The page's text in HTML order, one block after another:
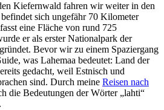
Kiefernwald fahren wir weiter in den
sich ungefähr 70 Kilometer
eine Fläche von rund 725
er als erster Nationalpark der
Bevor wir zu einem Spaziergang
was Lahemaa bedeutet: Land der
gedacht, weil Estnisch und
sind. Durch meine Reisen nach
die Bedeutungen der Wörter „lahti“